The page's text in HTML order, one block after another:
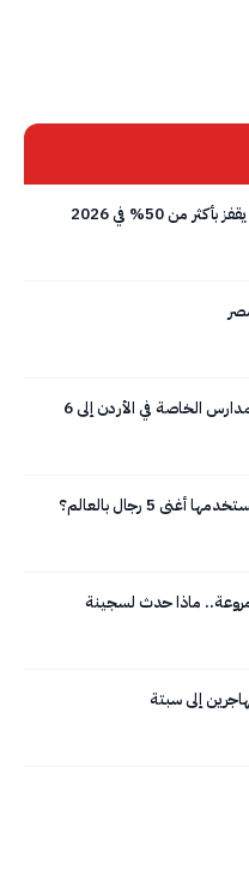
من 50% في 2026
مقترح حكومي يصنف المدارس الخاصة في الأردن إلى 6
5 رجال بالعالم؟
ماذا حدث لسجينة
إلى سبتة